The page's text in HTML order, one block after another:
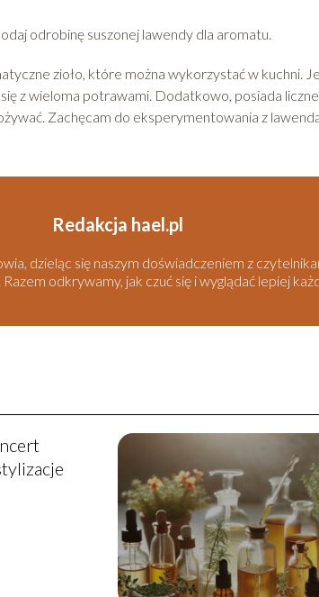
odrobinę suszonej lawendy dla aromatu.
zioło, które można wykorzystać w kuchni.
z wieloma potrawami. Dodatkowo, posiada liczne
Zachęcam do eksperymentowania z
Redakcja hael.pl
dzieląc się naszym doświadczeniem z
odkrywamy, jak czuć się i wyglądać lepiej